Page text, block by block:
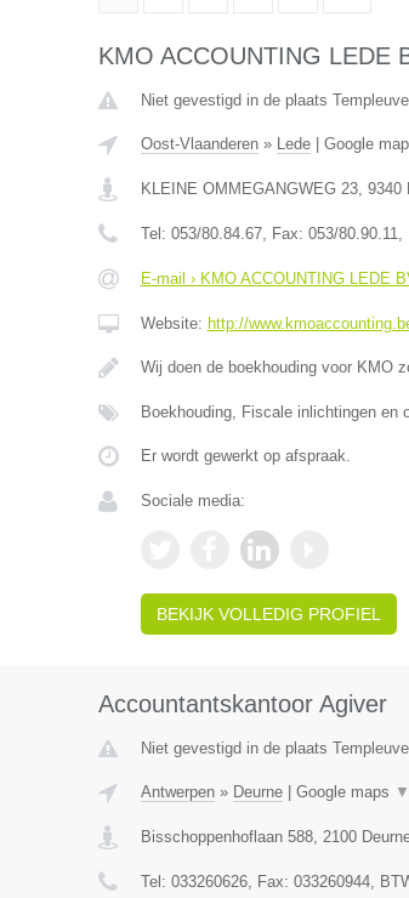
KMO ACCOUNTING LEDE
Niet gevestigd in de plaats
Oost-Vlaanderen» Lede| Google
KLEINE OMMEGANGWEG 23, 9340
Tel: 053/80.84.67, Fax: 053/80.90.11,
E-mail › KMO ACCOUNTING LEDE
Website: http://
Wij doen de boekhouding voor KMO
Boekhouding, Fiscale inlichtingen en
Er wordt gewerkt op afspraak.
Sociale media:
BEKIJK VOLLEDIG PROFIEL
Accountantskantoor Agiver
Niet gevestigd in de plaats
Antwerpen» Deurne| Google maps ▼
Bisschoppenhoflaan 588, 2100
Tel: 033260626, Fax: 033260944,